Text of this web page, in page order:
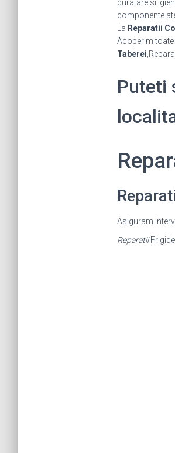
curatare si
componente
La Reparatii
Acoperim toate
Taberei
Puteti
Asiguram
Reparatii